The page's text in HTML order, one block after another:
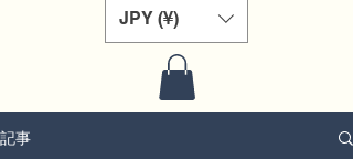
JPY (¥)
記事